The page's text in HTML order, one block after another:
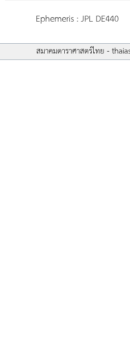
Ephemeris : JPL DE440
สมาคมดาราศาสตร์ไทย -